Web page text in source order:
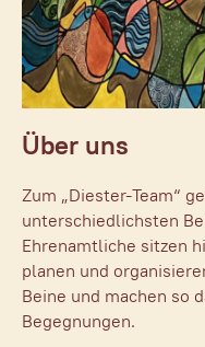
Unsere Partner
Aktuelles
Kontakt
Über uns
Zum „Diester-Team“
unterschiedlichsten
Ehrenamtliche sitzen
planen und
Beine und machen so
Begegnungen.